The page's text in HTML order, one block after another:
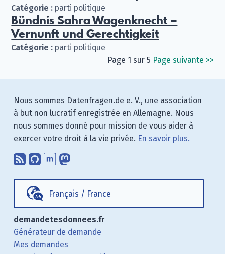
Catégorie : parti politique
Bündnis Sahra Wagenknecht –
Vernunft und Gerechtigkeit
Catégorie : parti politique
Page 1 sur 5 Page suivante >>
Nous sommes Datenfragen.de e. V., une association
à but non lucratif enregistrée en Allemagne. Nous
nous sommes donné pour mission de vous aider à
exercer votre droit à la vie privée. En savoir plus.
Abonnez-vous à notre blog en
Nous trouver sur GitHub.
Échanger avec nous via Matrix.
Français / France
demandetesdonnees.fr
Générateur de demande
Mes demandes